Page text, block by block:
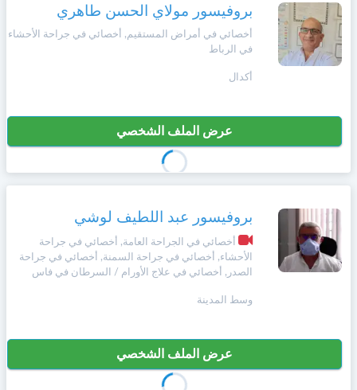
بروفيسور مولاي الحسن طاهري
أخصائي في أمراض المستقيم, أخصائي في جراحة الأحشاء
في الرباط
أكدال
عرض الملف الشخصي
بروفيسور عبد اللطيف لوشي
أخصائي في الجراحة العامة, أخصائي في جراحة
الأحشاء, أخصائي في جراحة السمنة, أخصائي في جراحة
الصدر, أخصائي في علاج الأورام / السرطان في فاس
وسط المدينة
عرض الملف الشخصي